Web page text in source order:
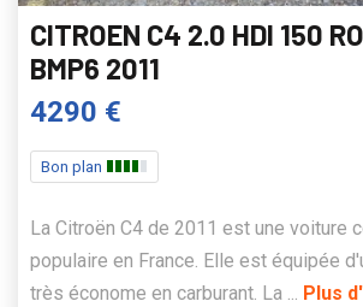
CITROEN C4 2.0 HDI 150
BMP6 2011
4290 €
Bon plan
La Citroën C4 de 2011 est une voiture
populaire en France. Elle est équipée
très économe en carburant. La ... Plus